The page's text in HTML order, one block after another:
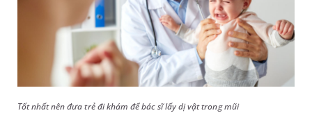
Tốt nhất nên đưa trẻ đi khám để bác sĩ lấy dị vật trong mũi